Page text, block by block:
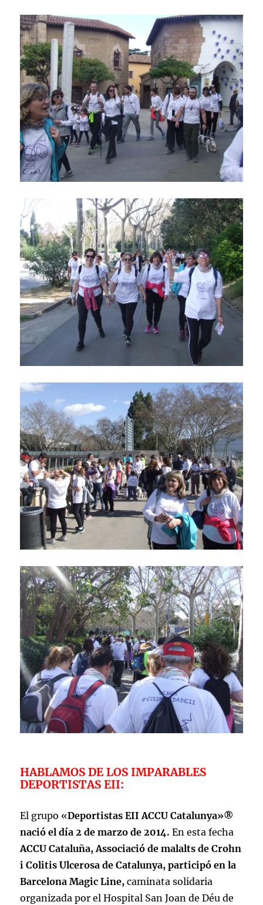
HABLAMOS DE LOS IMPARABLES
DEPORTISTAS EII:
El grupo «Deportistas EII ACCU Catalunya»®
nació el día 2 de marzo de 2014. En esta fecha
ACCU Cataluña, Associació de malalts de Crohn
i Colitis Ulcerosa de Catalunya, participó en la
Barcelona Magic Line, caminata solidaria
organizada por el Hospital San Joan de Déu de